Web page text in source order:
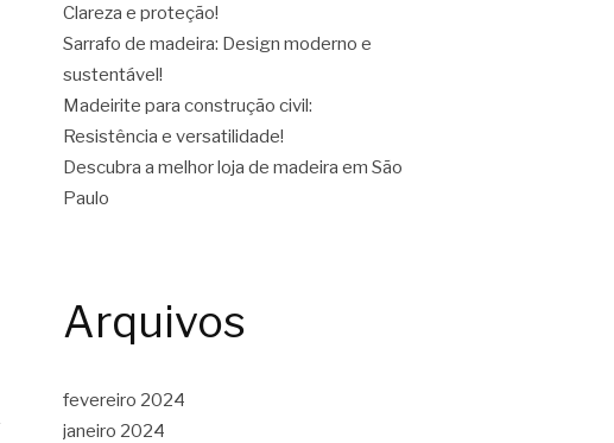
Clareza e proteção!
Sarrafo de madeira: Design moderno e
sustentável!
Madeirite para construção civil:
Resistência e versatilidade!
Descubra a melhor loja de madeira em São
Paulo
Arquivos
fevereiro 2024
janeiro 2024